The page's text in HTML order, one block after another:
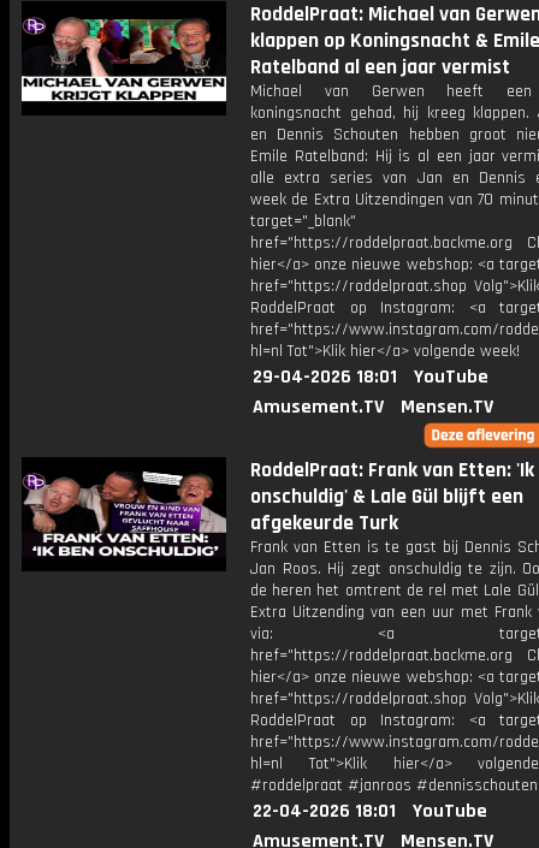
RoddelPraat: Michael van
klappen op Koningsnacht & Emile
Ratelband al een jaar vermist
Michael van Gerwen heeft een
koningsnacht gehad, hij kreeg klappen.
en Dennis Schouten hebben groot
Emile Ratelband: Hij is al een jaar
alle extra series van Jan en Dennis
week de Extra Uitzendingen van 70
target="_blank"
href="https://roddelpraat.backme.org
hier</a> onze nieuwe webshop: <a
href="https://roddelpraat.shop
RoddelPraat op Instagram: <a
href="https://www.instagram.com/
hl=nl Tot">Klik hier</a> volgende week!
29-04-2026 18:01
YouTube
Amusement.TV
Mensen.TV
RoddelPraat: Frank van Etten:
onschuldig' & Lale Gül blijft een
afgekeurde Turk
Frank van Etten is te gast bij Dennis
Jan Roos. Hij zegt onschuldig te zijn.
de heren het omtrent de rel met Lale
Extra Uitzending van een uur met Frank
via: <a
href="https://roddelpraat.backme.org
hier</a> onze nieuwe webshop: <a
href="https://roddelpraat.shop
RoddelPraat op Instagram: <a
href="https://www.instagram.com/
hl=nl Tot">Klik hier</a>
#roddelpraat #janroos #dennisschouten
22-04-2026 18:01
YouTube
Amusement.TV
Mensen.TV